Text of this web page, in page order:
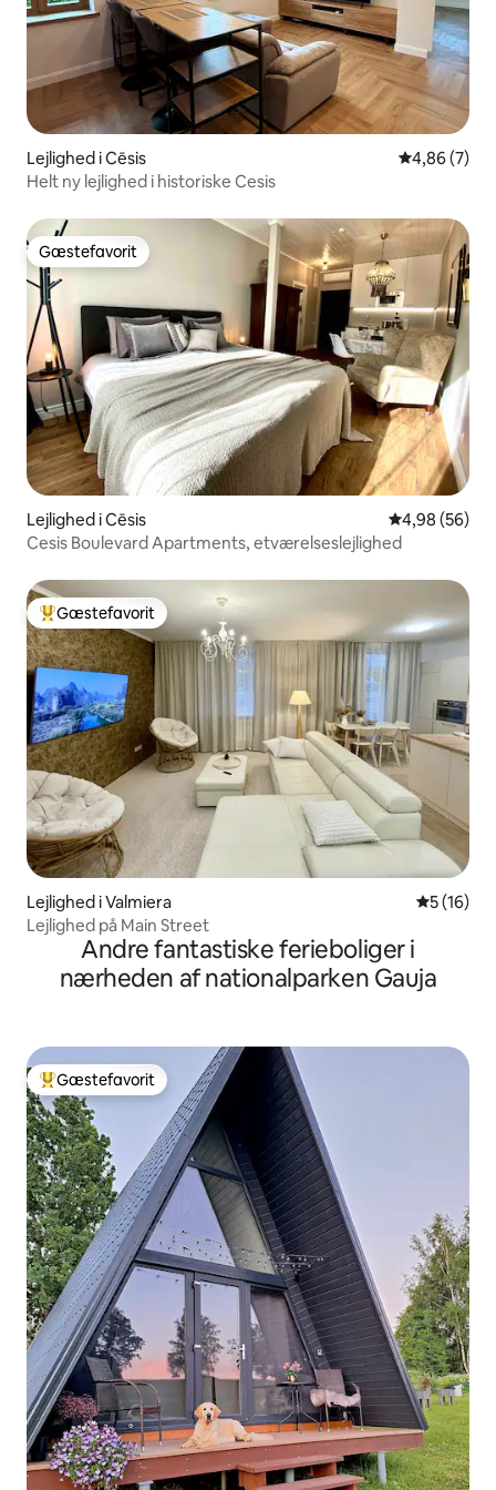
Lejlighed i Cēsis 4,86 ud af 5
4,86 (7)
Helt ny lejlighed i historiske Cesis
Gæstefavorit
Gæstefavorit
Lejlighed i Cēsis 4,98 ud af 5 i
4,98 (56)
Cesis Boulevard Apartments, etværelseslejlighed
Bedste gæstefavorit
Gæstefavorit
Lejlighed i Valmiera 5 ud af 5 i
5 (16)
Lejlighed på Main Street
Andre fantastiske ferieboliger i
nærheden af nationalparken Gauja
Bedste gæstefavorit
Gæstefavorit